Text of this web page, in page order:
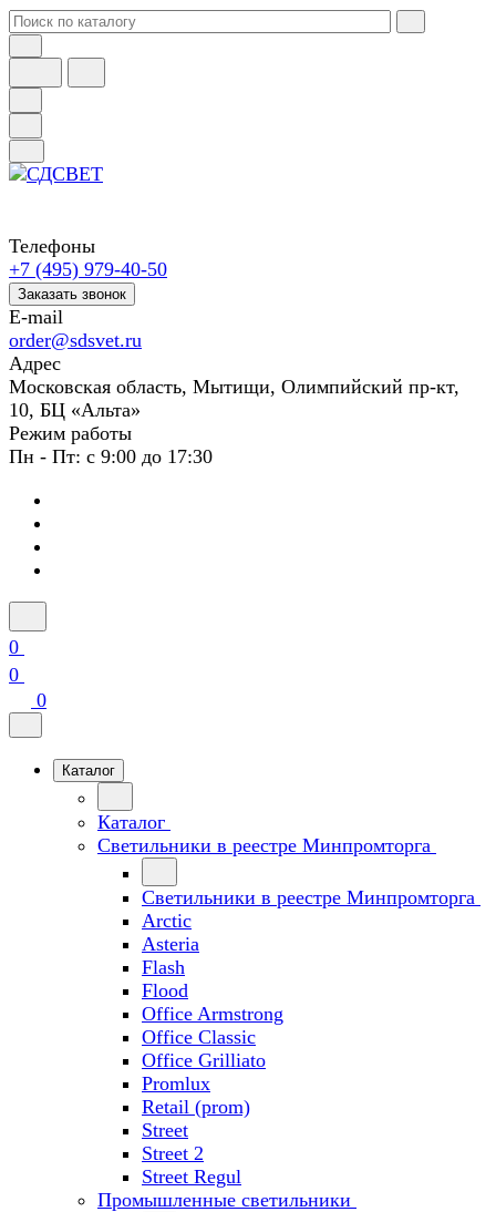
Телефоны
+7 (495) 979-40-50
Заказать звонок
E-mail
order@sdsvet.ru
Адрес
Московская область, Мытищи, Олимпийский пр-кт,
10, БЦ «Альта»
Режим работы
Пн - Пт: с 9:00 до 17:30
0
0
0
Каталог
Каталог
Светильники в реестре Минпромторга
Светильники в реестре Минпромторга
Arctic
Asteria
Flash
Flood
Office Armstrong
Office Classic
Office Grilliato
Promlux
Retail (prom)
Street
Street 2
Street Regul
Промышленные светильники